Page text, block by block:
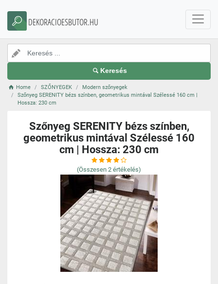
DEKORACIOESBUTOR.HU
Keresés
Home SZŐNYEGEK
Modern szőnyegek
Szőnyeg SERENITY bézs színben, geometrikus mintával Szélessé 160 cm |
Hossza: 230 cm
Szőnyeg SERENITY bézs színben,
geometrikus mintával Szélessé 160
cm | Hossza: 230 cm
(Összesen 2 értékelés)